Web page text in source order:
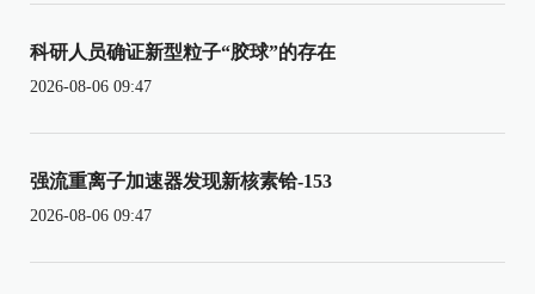
科研人员确证新型粒子“胶球”的存在
2026-08-06 09:47
强流重离子加速器发现新核素铪-153
2026-08-06 09:47